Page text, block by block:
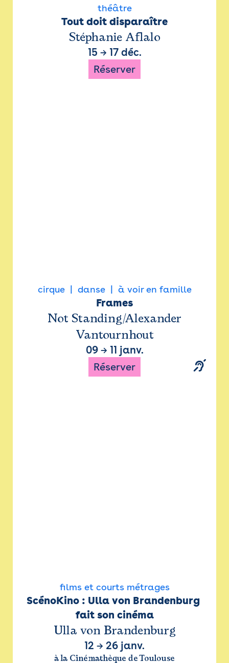
théâtre
Tout doit disparaître
Stéphanie Aflalo
15 → 17 déc.
Réserver
cirque danse à voir en famille
Frames
Not Standing/Alexander
Vantournhout
09→ 11 janv.
Réserver
films et courts métrages
ScénoKino : Ulla von Brandenburg
fait son cinéma
Ulla von Brandenburg
12 → 26 janv.
à la Cinémathèque de Toulouse